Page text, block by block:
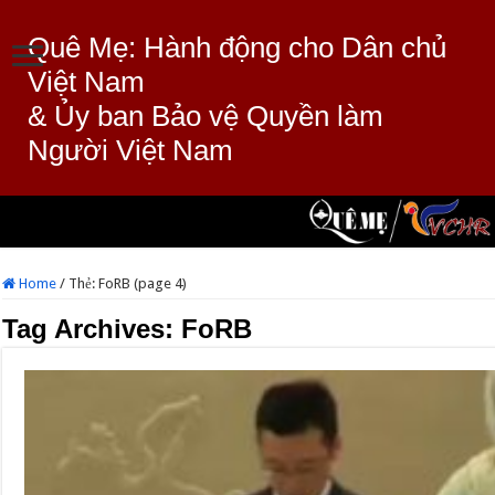
Quê Mẹ: Hành động cho Dân chủ
Việt Nam
& Ủy ban Bảo vệ Quyền làm
Người Việt Nam
Home / Thẻ:FoRB (page 4)
Tag Archives: FoRB